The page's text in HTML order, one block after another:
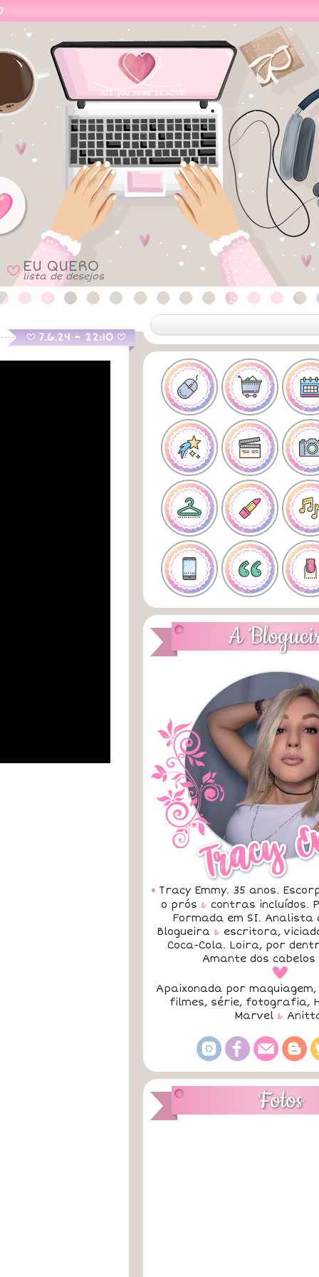
B EU QUERO
lista de desejos
B 7.6.24 ~ 22:10 B
A
• Tracy Emmy. 35 anos.
o prós & contras incluídos.
Formada em SI. Analista
Blogueira & escritora,
Coca-Cola. Loira, por
Amante dos
a
Apaixonada por maquiagem,
filmes, série, fotografia,
Marvel &
Fotos